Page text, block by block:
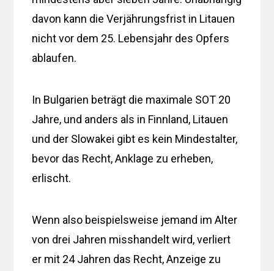
davon kann die Verjährungsfrist in Litauen
nicht vor dem 25. Lebensjahr des Opfers
ablaufen.
In Bulgarien beträgt die maximale SOT 20
Jahre, und anders als in Finnland, Litauen
und der Slowakei gibt es kein Mindestalter,
bevor das Recht, Anklage zu erheben,
erlischt.
Wenn also beispielsweise jemand im Alter
von drei Jahren misshandelt wird, verliert
er mit 24 Jahren das Recht, Anzeige zu